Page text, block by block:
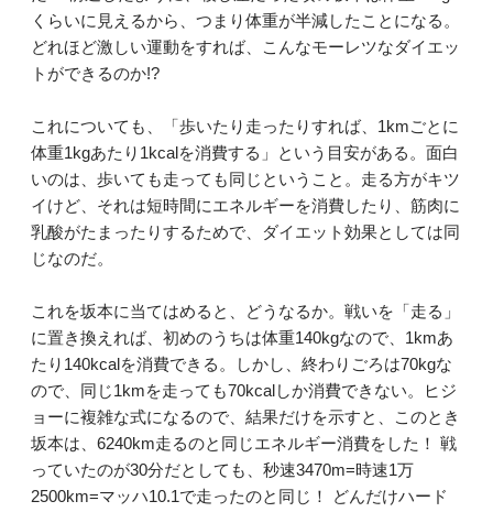
くらいに見えるから、つまり体重が半減したことになる。
どれほど激しい運動をすれば、こんなモーレツなダイエッ
トができるのか!?
これについても、「歩いたり走ったりすれば、1kmごとに
体重1kgあたり1kcalを消費する」という目安がある。面白
いのは、歩いても走っても同じということ。走る方がキツ
イけど、それは短時間にエネルギーを消費したり、筋肉に
乳酸がたまったりするためで、ダイエット効果としては同
じなのだ。
これを坂本に当てはめると、どうなるか。戦いを「走る」
に置き換えれば、初めのうちは体重140kgなので、1kmあ
たり140kcalを消費できる。しかし、終わりごろは70kgな
ので、同じ1kmを走っても70kcalしか消費できない。ヒジ
ョーに複雑な式になるので、結果だけを示すと、このとき
坂本は、6240km走るのと同じエネルギー消費をした！ 戦
っていたのが30分だとしても、秒速3470m=時速1万
2500km=マッハ10.1で走ったのと同じ！ どんだけハード